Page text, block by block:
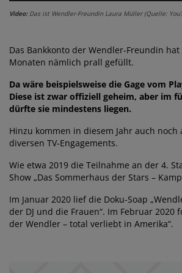
Video:Das ist Wendler-Freundin Laura Müller (Quelle:
Das Bankkonto der Wendler-Freundin
Monaten nämlich prall gefüllt.
Da wäre beispielsweise die Gage vom
Diese ist zwar offiziell geheim, aber im
dürfte sie mindestens liegen.
Hinzu kommen in diesem Jahr auch noch
diversen TV-Engagements.
Wie etwa 2019 die Teilnahme an der 4.
Show „Das Sommerhaus der Stars –
Im Januar 2020 lief die Doku-Soap
der DJ und die Frauen“. Im Februar 2020
der Wendler – total verliebt in Amerika“.